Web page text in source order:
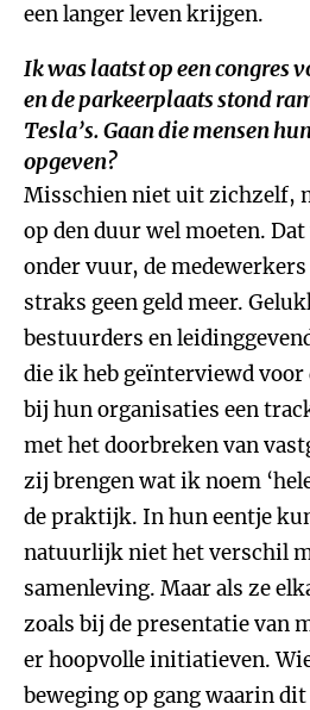
een langer leven krijgen.
Ik was laatst op een congres
en de parkeerplaats stond
Tesla’s. Gaan die mensen
opgeven?
Misschien niet uit zichzelf,
op den duur wel moeten.
onder vuur, de
straks geen geld meer.
bestuurders en
die ik heb geïnterviewd voor
bij hun organisaties een
met het doorbreken van
zij brengen wat ik noem
de praktijk. In hun eentje
natuurlijk niet het verschil
samenleving. Maar als ze
zoals bij de presentatie van
er hoopvolle initiatieven.
beweging op gang waarin